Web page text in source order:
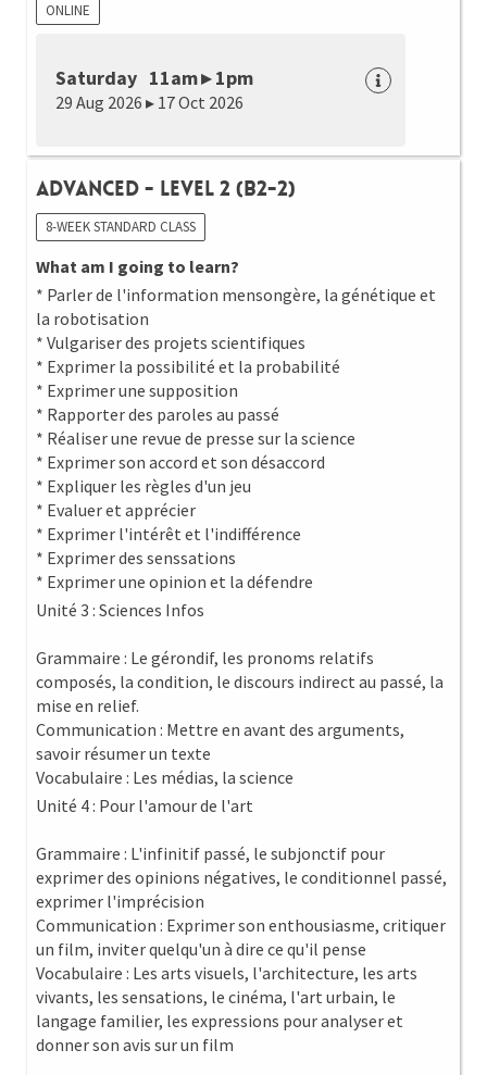
ONLINE
Saturday 11am ▸ 1pm
29 Aug 2026 ▸ 17 Oct 2026
Advanced - Level 2 (B2-2)
8-WEEK STANDARD CLASS
What am I going to learn?
* Parler de l'information mensongère, la génétique et
la robotisation
* Vulgariser des projets scientifiques
* Exprimer la possibilité et la probabilité
* Exprimer une supposition
* Rapporter des paroles au passé
* Réaliser une revue de presse sur la science
* Exprimer son accord et son désaccord
* Expliquer les règles d'un jeu
* Evaluer et apprécier
* Exprimer l'intérêt et l'indifférence
* Exprimer des senssations
* Exprimer une opinion et la défendre
Unité 3 : Sciences Infos
Grammaire : Le gérondif, les pronoms relatifs
composés, la condition, le discours indirect au passé, la
mise en relief.
Communication : Mettre en avant des arguments,
savoir résumer un texte
Vocabulaire : Les médias, la science
Unité 4 : Pour l'amour de l'art
Grammaire : L'infinitif passé, le subjonctif pour
exprimer des opinions négatives, le conditionnel passé,
exprimer l'imprécision
Communication : Exprimer son enthousiasme, critiquer
un film, inviter quelqu'un à dire ce qu'il pense
Vocabulaire : Les arts visuels, l'architecture, les arts
vivants, les sensations, le cinéma, l'art urbain, le
langage familier, les expressions pour analyser et
donner son avis sur un film